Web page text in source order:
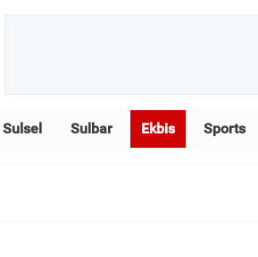
Sulsel Sulbar Ekbis Sports